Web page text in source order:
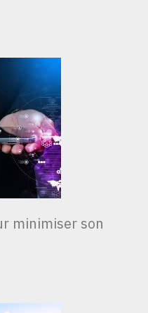
minimiser son